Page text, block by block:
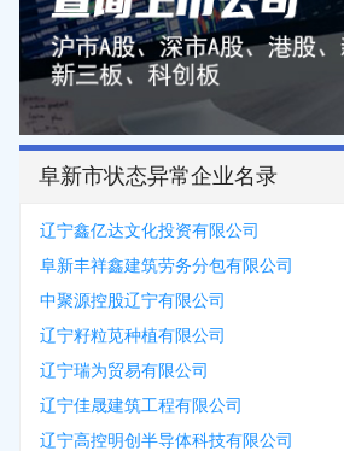
阜新市状态异常企业名录
辽宁鑫亿达文化投资有限公司
阜新丰祥鑫建筑劳务分包有限公司
中聚源控股辽宁有限公司
辽宁籽粒苋种植有限公司
辽宁瑞为贸易有限公司
辽宁佳晟建筑工程有限公司
辽宁高控明创半导体科技有限公司